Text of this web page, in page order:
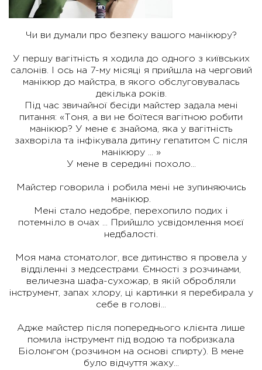
Чи ви думали про безпеку вашого манікюру?
У першу вагітність я ходила до одного з київських
салонів. І ось на 7-му місяці я прийшла на черговий
манікюр до майстра, в якого обслуговувалась
декілька років.
Під час звичайної бесіди майстер задала мені
питання: «Тоня, а ви не боїтеся вагітною робити
манікюр? У мене є знайома, яка у вагітність
захворіла та інфікувала дитину гепатитом С після
манікюру ... »
У мене в середині похоло...
Майстер говорила і робила мені не зупиняючись
манікюр.
Мені стало недобре, перехопило подих і
потемніло в очах ... Прийшло усвідомлення моєї
недбалості.
Моя мама стоматолог, все дитинство я провела у
відділенні з медсестрами. Ємності з розчинами,
величезна шафа-сухожар, в якій обробляли
інструмент, запах хлору, ці картинки я перебирала у
себе в голові...
Адже майстер після попереднього клієнта лише
помила інструмент під водою та побризкала
Біолонгом (розчином на основі спирту). В мене
було відчуття жаху...